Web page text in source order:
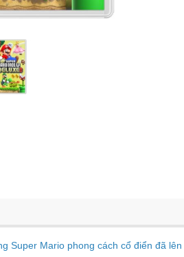
Super Mario phong cách cổ điển đã